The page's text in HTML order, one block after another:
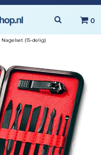
0
Nagelset (15-delig)